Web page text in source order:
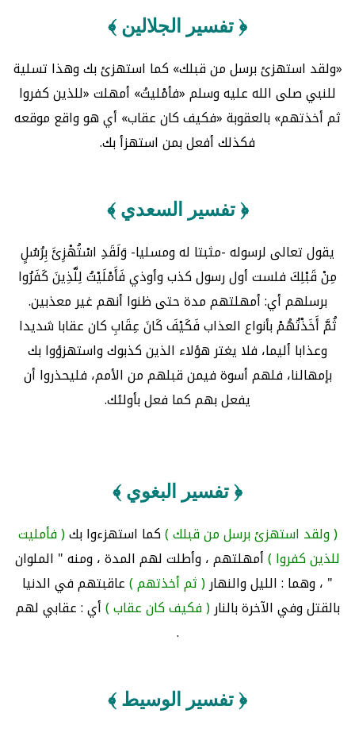
﴿ تفسير الجلالين ﴾
«ولقد استهزئ برسل من قبلك» كما استهزئ بك وهذا تسلية
للنبي صلى الله عليه وسلم «فأمْليتُ» أمهلت «للذين كفروا
ثم أخذتهم» بالعقوبة «فكيف كان عقاب» أي هو واقع موقعه
فكذلك أفعل بمن استهزأ بك.
﴿ تفسير السعدي ﴾
يقول تعالى لرسوله -مثبتا له ومسليا- وَلَقَدِ اسْتُهْزِئَ بِرُسُلٍ
مِنْ قَبْلِكَ فلست أول رسول كذب وأوذي فَأَمْلَيْتُ لِلَّذِينَ كَفَرُوا
برسلهم أي: أمهلتهم مدة حتى ظنوا أنهم غير معذبين.
ثُمَّ أَخَذْتُهُمْ بأنواع العذاب فَكَيْفَ كَانَ عِقَابِ كان عقابا شديدا
وعذابا أليما، فلا يغتر هؤلاء الذين كذبوك واستهزؤوا بك
بإمهالنا، فلهم أسوة فيمن قبلهم من الأمم، فليحذروا أن
يفعل بهم كما فعل بأولئك.
﴿ تفسير البغوي ﴾
( ولقد استهزئ برسل من قبلك )كما استهزءوا بك( فأمليت
للذين كفروا )أمهلتهم ، وأطلت لهم المدة ، ومنه " الملوان
" ، وهما : الليل والنهار( ثم أخذتهم )عاقبتهم في الدنيا
بالقتل وفي الآخرة بالنار( فكيف كان عقاب )أي : عقابي لهم
.
﴿ تفسير الوسيط ﴾